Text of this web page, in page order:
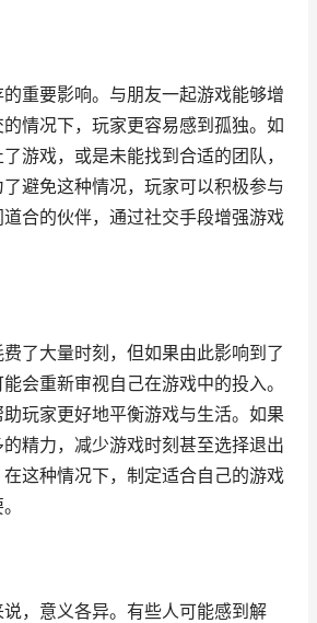
重要影响。与朋友一起游戏能够增
情况下，玩家更容易感到孤独。如
游戏，或是未能找到合适的团队，
避免这种情况，玩家可以积极参与
合的伙伴，通过社交手段增强游戏
了大量时刻，但如果由此影响到了
会重新审视自己在游戏中的投入。
玩家更好地平衡游戏与生活。如果
精力，减少游戏时刻甚至选择退出
这种情况下，制定适合自己的游戏
，意义各异。有些人可能感到解